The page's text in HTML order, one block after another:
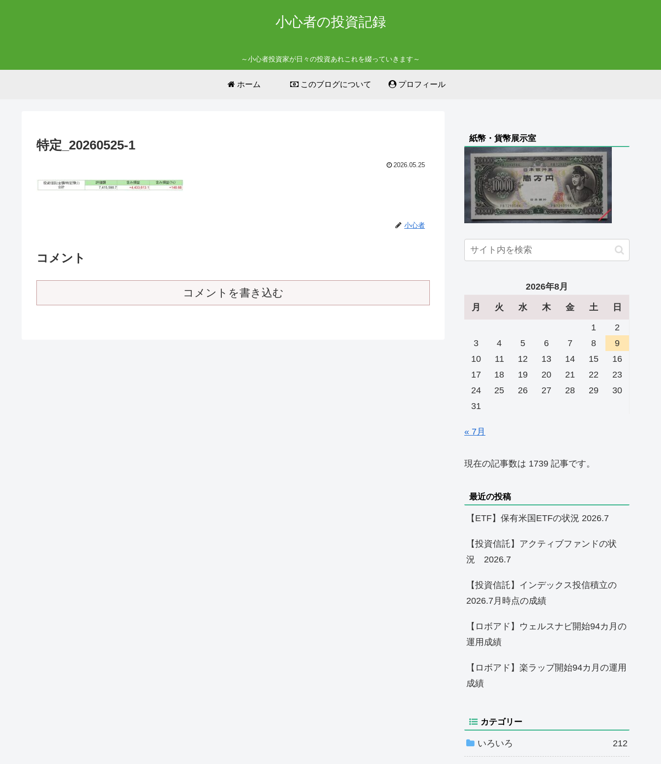
小心者の投資記録
～小心者投資家が日々の投資あれこれを綴っていきます～
ホーム このブログについて プロフィール
特定_20260525-1
2026.05.25
小心者
コメント
コメントを書き込む
紙幣・貨幣展示室
2026年8月
月 火 水 木 金 土 日
1
2
3
4 5 6 7 8
9
10
11 12 13 14 15
16
17
18 19 20 21 22
23
24
25 26 27 28 29
30
31
« 7月
現在の記事数は 1739 記事です。
最近の投稿
【ETF】保有米国ETFの状況 2026.7
【投資信託】アクティブファンドの状
況 2026.7
【投資信託】インデックス投信積立の
2026.7月時点の成績
【ロボアド】ウェルスナビ開始94カ月の
運用成績
【ロボアド】楽ラップ開始94カ月の運用
成績
カテゴリー
いろいろ 212